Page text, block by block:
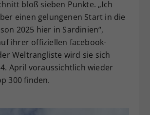
bloß sieben Punkte. „Ich
einen gelungenen Start in die
2025 hier in Sardinien“,
ihrer offiziellen facebook-
Weltrangliste wird sie sich
April voraussichtlich wieder
300 finden.